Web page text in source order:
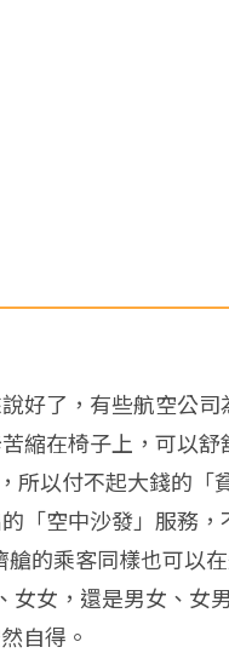
好了，有些航空公
縮在椅子上，可以
所以付不起大錢的「
「空中沙發」服務
的乘客同樣也可以
女，還是男女、女
自得。